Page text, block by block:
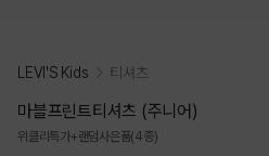
LEVI'S Kids 티셔츠
마블프린트티셔츠 (주니어)
위클리특가+랜덤사은품(4종)